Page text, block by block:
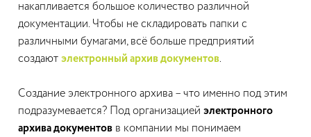
накапливается большое количество различной
документации. Чтобы не складировать папки с
различными бумагами, всё больше предприятий
создают электронный архив документов.
Создание электронного архива – что именно под этим
подразумевается? Под организацией электронного
архива документов в компании мы понимаем